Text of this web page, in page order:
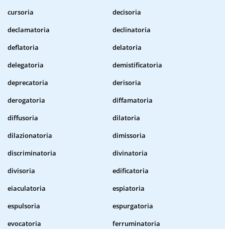
cursoria
decisoria
declamatoria
declinatoria
deflatoria
delatoria
delegatoria
demistificatoria
deprecatoria
derisoria
derogatoria
diffamatoria
diffusoria
dilatoria
dilazionatoria
dimissoria
discriminatoria
divinatoria
divisoria
edificatoria
eiaculatoria
espiatoria
espulsoria
espurgatoria
evocatoria
ferruminatoria